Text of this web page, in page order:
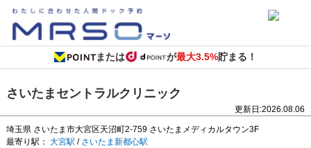
または が最大3.5%貯まる！
さいたまセントラルクリニック
更新日:2026.08.06
埼玉県 さいたま市大宮区天沼町2-759 さいたまメディカルタウン3F
最寄り駅： 大宮駅 / さいたま新都心駅